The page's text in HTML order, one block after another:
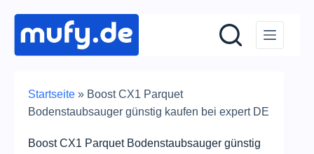
Inhalt
springen
Startseite » Boost CX1 Parquet
Bodenstaubsauger günstig kaufen bei expert DE
Boost CX1 Parquet Bodenstaubsauger günstig